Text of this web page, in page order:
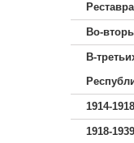
Во-
В-
1914-1918
1918-1939